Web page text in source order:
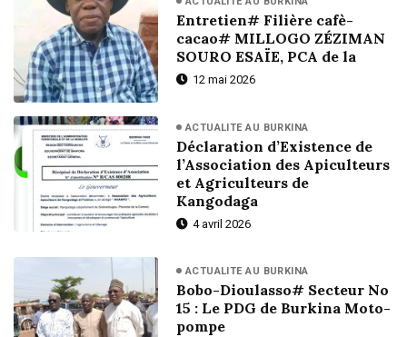
Entretien# Filière cafè-
cacao# MILLOGO ZÉZIMAN
SOURO ESAÏE, PCA de la
12 mai 2026
ACTUALITE AU BURKINA
Déclaration d’Existence de
l’Association des Apiculteurs
et Agriculteurs de
Kangodaga
4 avril 2026
ACTUALITE AU BURKINA
Bobo-Dioulasso# Secteur No
15 : Le PDG de Burkina Moto-
pompe